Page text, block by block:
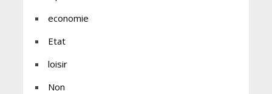
economie
Etat
loisir
Non